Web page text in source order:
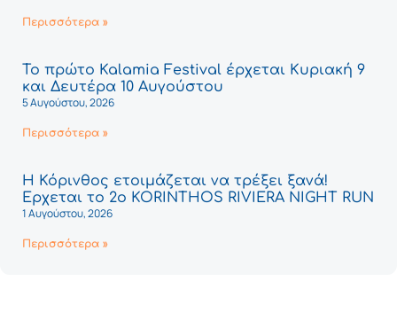
Περισσότερα »
Το πρώτο Kalamia Festival έρχεται Κυριακή 9
και Δευτέρα 10 Αυγούστου
5 Αυγούστου, 2026
Περισσότερα »
Η Κόρινθος ετοιμάζεται να τρέξει ξανά!
Έρχεται το 2ο KORINTHOS RIVIERA NIGHT RUN
1 Αυγούστου, 2026
Περισσότερα »